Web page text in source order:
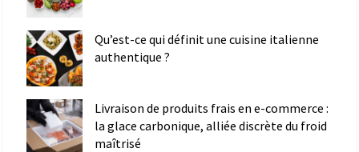
Qu’est-ce qui définit une cuisine italienne
authentique ?
Livraison de produits frais en e-commerce :
la glace carbonique, alliée discrète du froid
maîtrisé